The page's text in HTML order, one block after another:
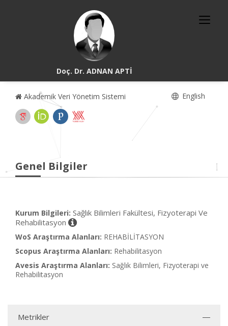
Doç. Dr. ADNAN APTİ
Akademik Veri Yönetim Sistemi English
Genel Bilgiler
Kurum Bilgileri: Sağlık Bilimleri Fakültesi, Fizyoterapi Ve
Rehabilitasyon
WoS Araştırma Alanları: REHABİLİTASYON
Scopus Araştırma Alanları: Rehabilitasyon
Avesis Araştırma Alanları: Sağlık Bilimleri, Fizyoterapi ve
Rehabilitasyon
Metrikler